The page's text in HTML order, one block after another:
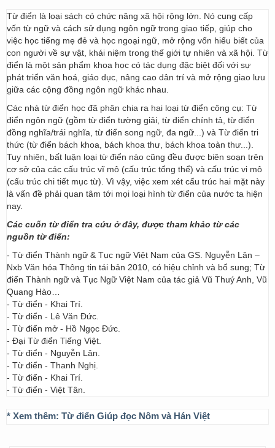
Từ điển là loại sách có chức năng xã hội rộng lớn. Nó cung cấp
vốn từ ngữ và cách sử dụng ngôn ngữ trong giao tiếp, giúp cho
việc học tiếng mẹ đẻ và học ngoại ngữ, mở rộng vốn hiểu biết của
con người về sự vật, khái niệm trong thế giới tự nhiên và xã hội. Từ
điển là một sản phẩm khoa học có tác dụng đặc biệt đối với sự
phát triển văn hoá, giáo dục, nâng cao dân trí và mở rộng giao lưu
giữa các cộng đồng ngôn ngữ khác nhau.
Các nhà từ điển học đã phân chia ra hai loại từ điển công cụ: Từ
điển ngôn ngữ (gồm từ điển tường giải, từ điển chính tả, từ điển
đồng nghĩa/trái nghĩa, từ điển song ngữ, đa ngữ...) và Từ điển tri
thức (từ điển bách khoa, bách khoa thư, bách khoa toàn thư...).
Tuy nhiên, bất luận loại từ điển nào cũng đều được biên soạn trên
cơ sở của các cấu trúc vĩ mô (cấu trúc tổng thể) và cấu trúc vi mô
(cấu trúc chi tiết mục từ). Vì vậy, việc xem xét cấu trúc hai mặt này
là vấn đề phải quan tâm tới mọi loại hình từ điển của nước ta hiện
nay.
Các cuốn từ điển tra cứu ở đây, được tham khảo từ các
nguồn từ điển:
- Từ điển Thành ngữ & Tục ngữ Việt Nam của GS. Nguyễn Lân –
Nxb Văn hóa Thông tin tái bản 2010, có hiệu chỉnh và bổ sung; Từ
điển Thành ngữ và Tục Ngữ Việt Nam của tác giả Vũ Thuý Anh, Vũ
Quang Hào…
- Từ điển - Khai Trí.
- Từ điển - Lê Văn Đức.
- Từ điển mở - Hồ Ngọc Đức.
- Đại Từ điển Tiếng Việt.
- Từ điển - Nguyễn Lân.
- Từ điển - Thanh Nghị.
- Từ điển - Khai Trí.
- Từ điển - Việt Tân.
* Xem thêm: Từ điển Giúp đọc Nôm và Hán Việt